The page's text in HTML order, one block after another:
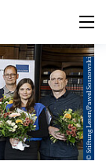
© Stiftung Lesen/Pawel Sosnowski